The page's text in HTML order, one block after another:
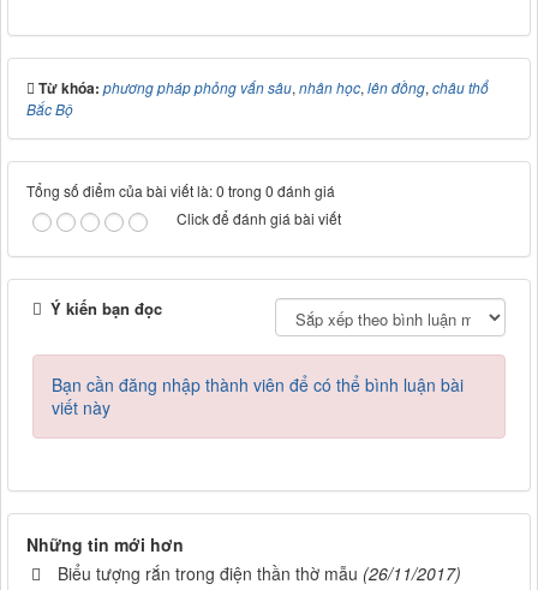
Từ khóa: phương pháp phỏng vấn sâu, nhân học, lên đồng, châu thổ
Bắc Bộ
Tổng số điểm của bài viết là: 0 trong 0 đánh giá
Click để đánh giá bài viết
Ý kiến bạn đọc
Bạn cần đăng nhập thành viên để có thể bình luận bài
viết này
Những tin mới hơn
Biểu tượng rắn trong điện thần thờ mẫu (26/11/2017)